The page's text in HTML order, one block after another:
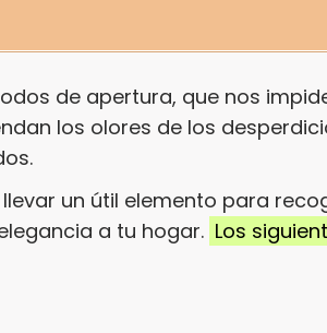
de apertura, que nos
los olores de los
un útil elemento para
a tu hogar. Los